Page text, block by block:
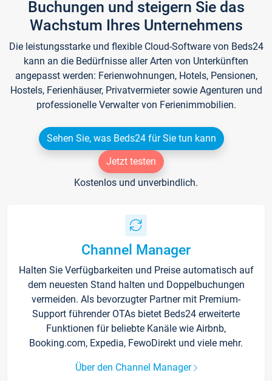
Buchungen und steigern Sie das
Wachstum Ihres Unternehmens
Die leistungsstarke und flexible Cloud-Software von Beds24
kann an die Bedürfnisse aller Arten von Unterkünften
angepasst werden: Ferienwohnungen, Hotels, Pensionen,
Hostels, Ferienhäuser, Privatvermieter sowie Agenturen und
professionelle Verwalter von Ferienimmobilien.
Sehen Sie, was Beds24 für Sie tun kann
Jetzt testen
Kostenlos und unverbindlich.
Channel Manager
Halten Sie Verfügbarkeiten und Preise automatisch auf
dem neuesten Stand halten und Doppelbuchungen
vermeiden. Als bevorzugter Partner mit Premium-
Support führender OTAs bietet Beds24 erweiterte
Funktionen für beliebte Kanäle wie Airbnb,
Booking.com, Expedia, FewoDirekt und viele mehr.
Über den Channel Manager